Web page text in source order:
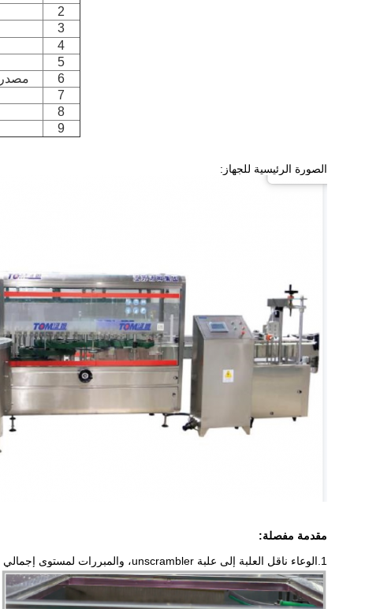
2
3
4
5
6
مصدر
7
8
9
الصورة الرئيسية للجهاز:
مقدمة مفصلة:
1.الوعاء ناقل العلبة إلى علبة unscrambler، والمبررات لمستوى إجمالي الفجوة جنبا إلى جنب وتعديل عرض المسار لتحقيق الزجاجة واقفة في الشارع الجانبي.نسبة نجاح عالية، زادت كثيرا من معدل البرميل.